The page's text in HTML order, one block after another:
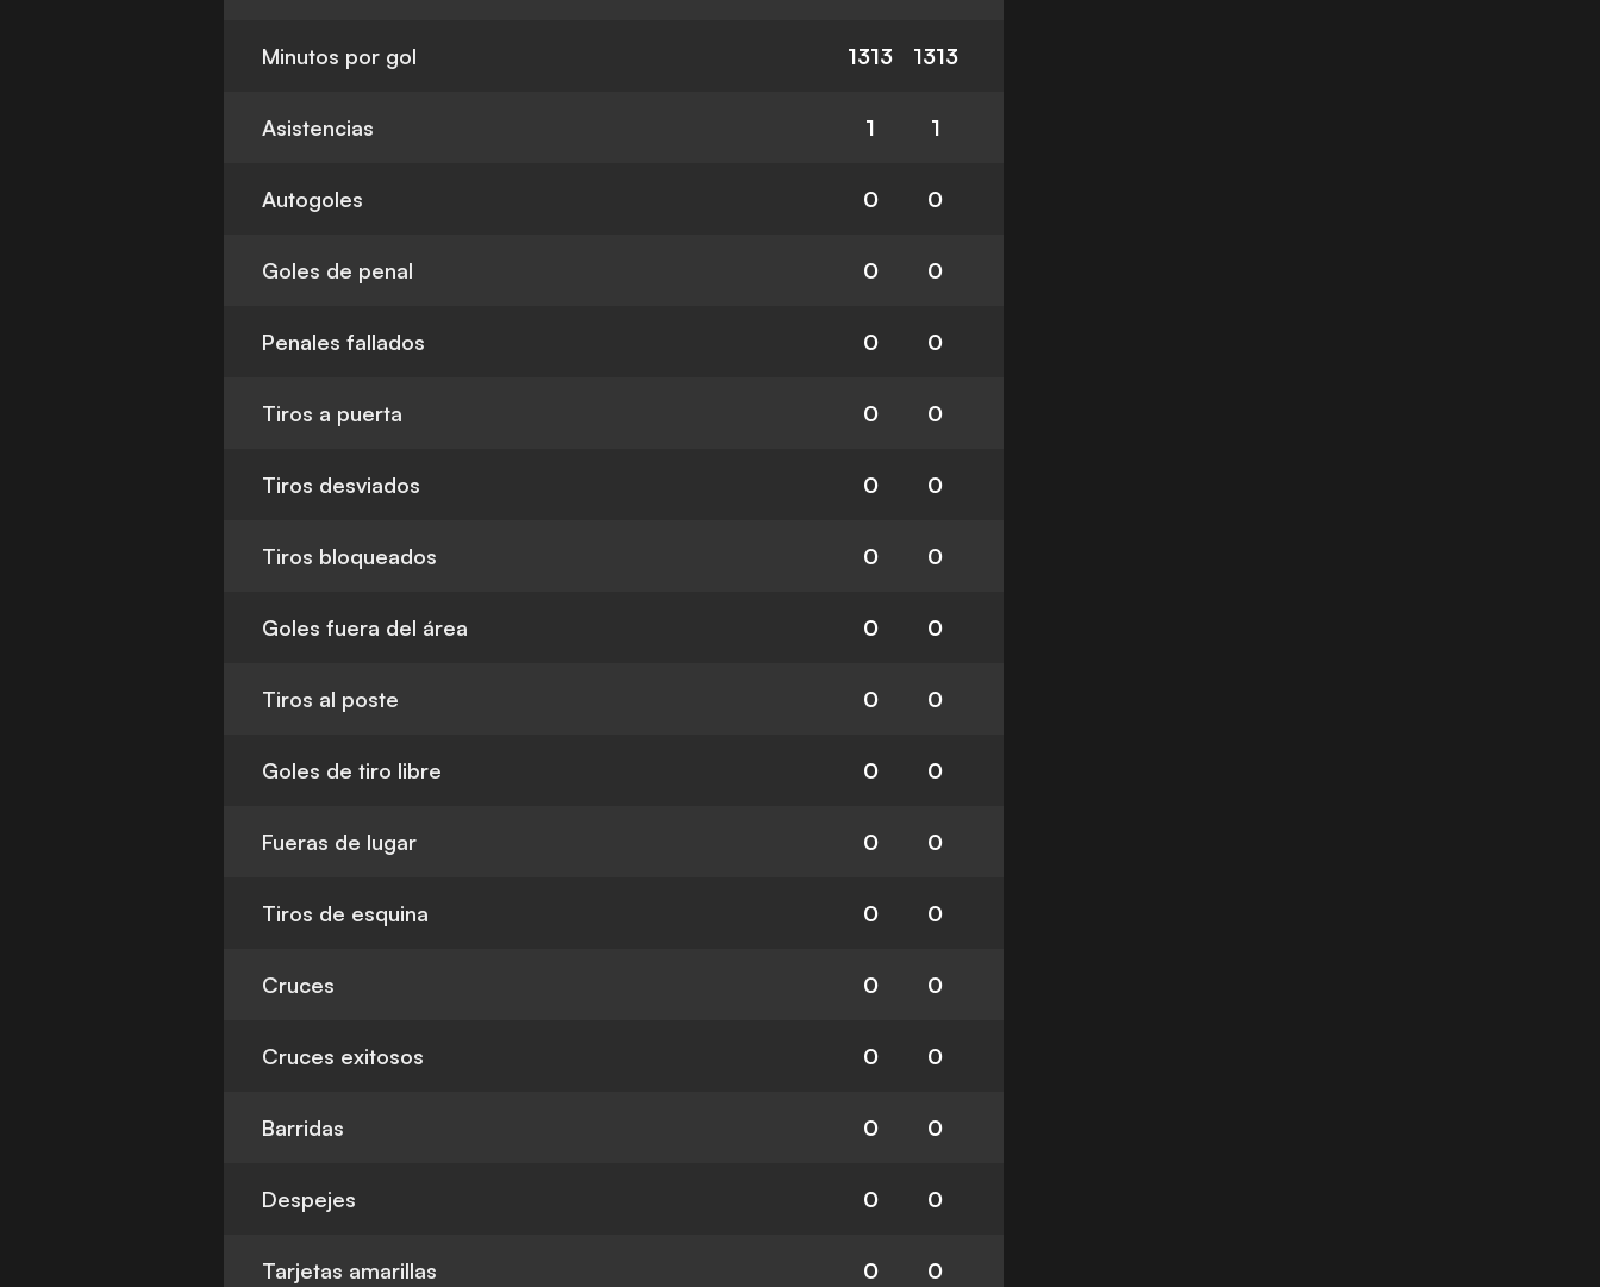
Minutos por gol 1313 1313
Asistencias 1 1
Autogoles 0 0
Goles de penal 0 0
Penales fallados 0 0
Tiros a puerta 0 0
Tiros desviados 0 0
Tiros bloqueados 0 0
Goles fuera del área 0 0
Tiros al poste 0 0
Goles de tiro libre 0 0
Fueras de lugar 0 0
Tiros de esquina 0 0
Cruces 0 0
Cruces exitosos 0 0
Barridas 0 0
Despejes 0 0
Tarjetas amarillas 0 0